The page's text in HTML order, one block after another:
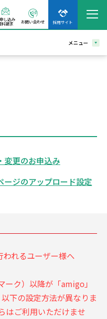
し込み
料請求
お問い合わせ 採用サイト
メニュー
変更のお申込み
ージのアップロード設定
れるユーザー様へ
ーク）以降が「amigo」
下の設定方法が異なりま
はご利用いただけませ